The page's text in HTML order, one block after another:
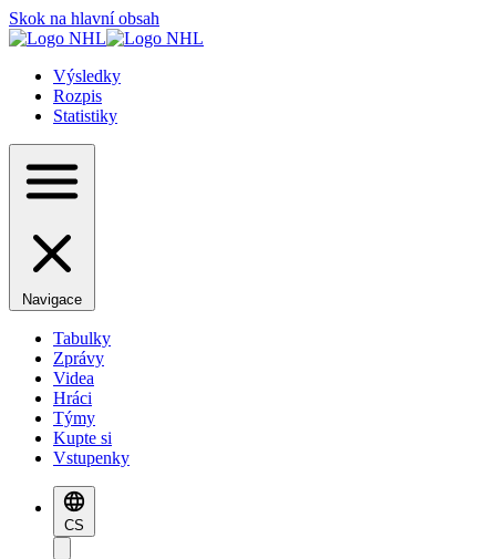
Skok na hlavní obsah
Výsledky
Rozpis
Statistiky
Navigace
Tabulky
Zprávy
Videa
Hráci
Týmy
Kupte si
Vstupenky
CS